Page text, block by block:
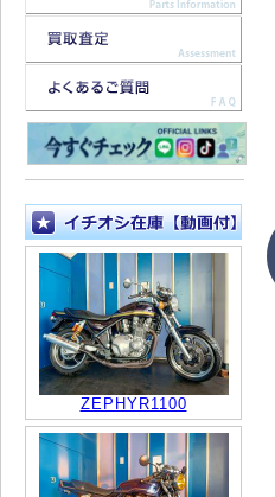
ZEPHYR1100